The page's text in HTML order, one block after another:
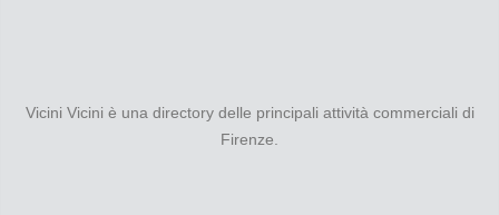
Vicini Vicini è una directory delle principali attività commerciali di
Firenze.